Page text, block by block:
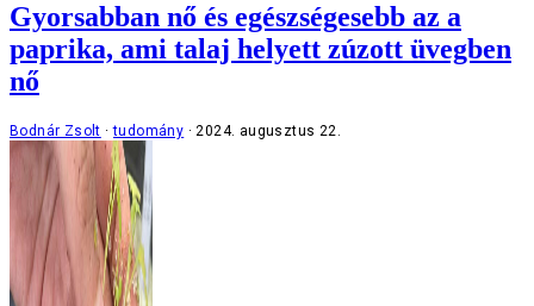
Gyorsabban nő és egészségesebb az a
paprika, ami talaj helyett zúzott üvegben
nő
Bodnár Zsolt tudomány 2024. augusztus 22.